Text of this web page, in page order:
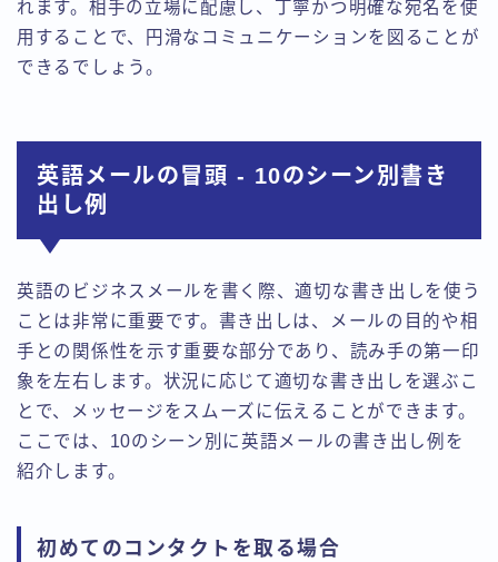
れます。相手の立場に配慮し、丁寧かつ明確な宛名を使
用することで、円滑なコミュニケーションを図ることが
できるでしょう。
英語メールの冒頭 - 10のシーン別書き
出し例
英語のビジネスメールを書く際、適切な書き出しを使う
ことは非常に重要です。書き出しは、メールの目的や相
手との関係性を示す重要な部分であり、読み手の第一印
象を左右します。状況に応じて適切な書き出しを選ぶこ
とで、メッセージをスムーズに伝えることができます。
ここでは、10のシーン別に英語メールの書き出し例を
紹介します。
初めてのコンタクトを取る場合